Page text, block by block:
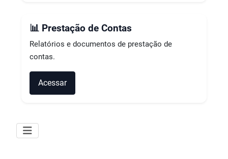
📊 Prestação de Contas
Relatórios e documentos de prestação de
contas.
Acessar